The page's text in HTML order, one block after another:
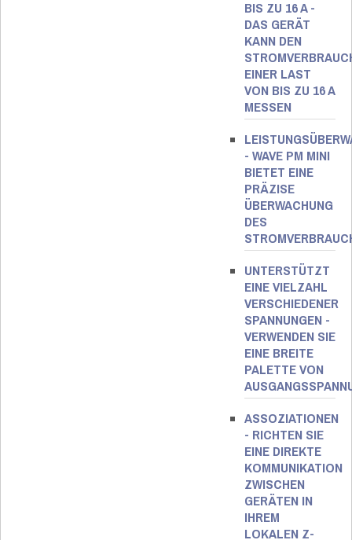
BIS ZU 16 A​ -
DAS GERÄT
KANN DEN
EINER LAST
VON BIS ZU 16 A
MESSEN
- WAVE PM MINI
BIETET EINE
PRÄZISE
ÜBERWACHUNG
DES
UNTERSTÜTZT
EINE VIELZAHL
VERSCHIEDENER
SPANNUNGEN -
VERWENDEN SIE
EINE BREITE
PALETTE VON
ASSOZIATIONEN
- RICHTEN SIE
EINE DIREKTE
KOMMUNIKATION
ZWISCHEN
GERÄTEN IN
IHREM
LOKALEN Z-